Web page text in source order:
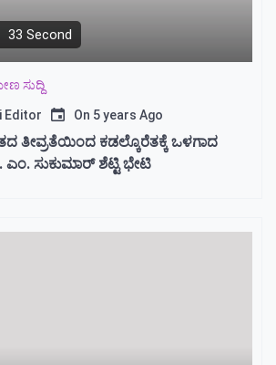
33 Second
ಸುದ್ದಿ
Editor On 5 years Ago
ತೀವ್ರತೆಯಿಂದ ಕಡಲ್ಕೊರೆತಕ್ಕೆ ಒಳಗಾದ
ಎಂ. ಸುಕುಮಾರ್ ಶೆಟ್ಟಿ ಭೇಟಿ